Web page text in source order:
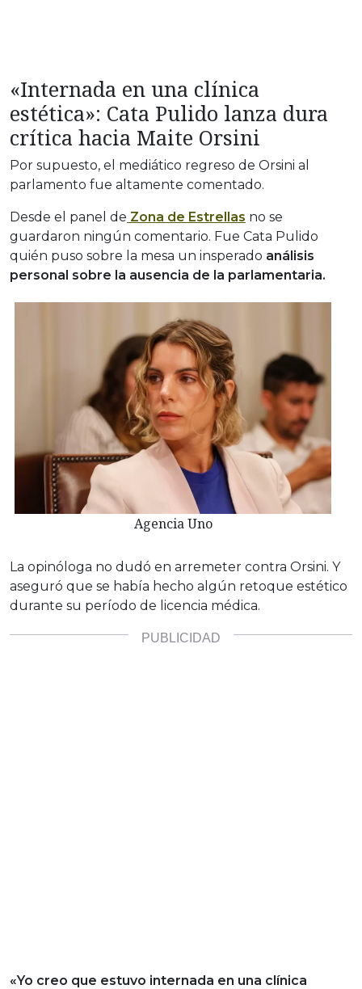
«Internada en una clínica
estética»: Cata Pulido lanza dura
crítica hacia Maite Orsini
Por supuesto, el mediático regreso de Orsini al
parlamento fue altamente comentado.
Desde el panel de Zona de Estrellas no se
guardaron ningún comentario. Fue Cata Pulido
quién puso sobre la mesa un insperado análisis
personal sobre la ausencia de la parlamentaria.
Agencia Uno
La opinóloga no dudó en arremeter contra Orsini. Y
aseguró que se había hecho algún retoque estético
durante su período de licencia médica.
«Yo creo que estuvo internada en una clínica